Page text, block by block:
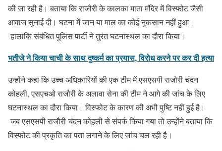
की जा रही है। बताया कि राजौरी के कालका माता मंदिर में विस्फोट जैसी
आवाज सुनाई दी। घटना में जान या माल का कोई नुकसान नहीं हुआ।
हालांकि संबंधित पुलिस पार्टी ने तुरंत घटनास्थल का दौरा किया।
भतीजे ने किया चाची के साथ दुष्कर्म का प्रयास, विरोध करने पर कर दी हत्या
उन्होंने कहा कि उच्च अधिकारियों की एक टीम में एसएसपी राजोरी चंदन
कोहली, एसएचओ राजौरी के अलावा सेना की टीम ने आगे की जांच के लिए
घटनास्थल का दौरा किया। विस्फोट के कारण की अभी पुष्टि नहीं हुई है।
जब एसएसपी राजौरी चंदन कोहली से संपर्क किया गया तो उन्होंने बताया कि
विस्फोट की प्रकृति का पता लगाने के लिए जांच चल रही है।